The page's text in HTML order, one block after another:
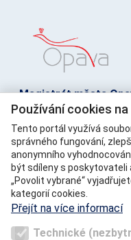
Magistrát města
Horní náměstí 69, 746
Telefon: +420 553
E-mail: posta@opava-
IČ: 00300535
DIČ: CZ00300535
ID datové schránky:
Používání cookies
Tento portál využívá
správného fungování,
anonymního
být sdíleny s
„Povolit vybrané“
kategorií cookies.
Přejít na více informací
Technické